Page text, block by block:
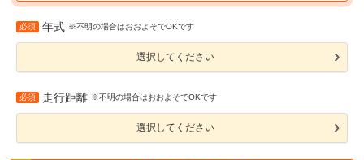
必須 年式 ※不明の場合はおおよそでOKです
選択してください
必須 走行距離 ※不明の場合はおおよそでOKです
選択してください